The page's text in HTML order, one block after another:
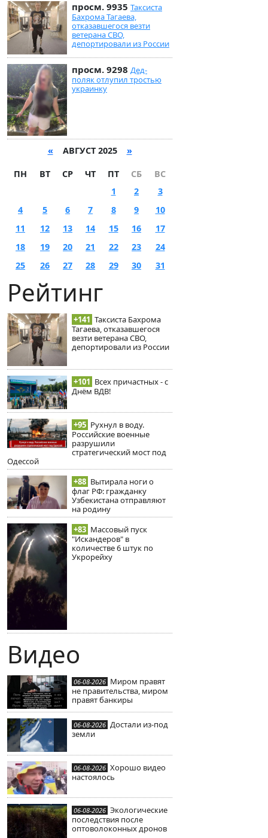
просм. 9935 Таксиста
Бахрома Тагаева,
отказавшегося везти
ветерана СВО,
депортировали из России
просм. 9298 Дед-
поляк отлупил тростью
украинку
« АВГУСТ 2025 »
ПН ВТ СР ЧТ ПТ СБ
ВС
1
2
3
4
5 6 7 8 9
10
11
12 13 14 15 16
17
18
19 20 21 22 23
24
25
26 27 28 29 30 31
Рейтинг
+141 Таксиста Бахрома
Тагаева, отказавшегося
везти ветерана СВО,
депортировали из России
+101 Всех причастных - с
Днём ВДВ!
+95 Рухнул в воду.
Российские военные
разрушили
стратегический мост под
Одессой
+88 Вытирала ноги о
флаг РФ: гражданку
Узбекистана отправляют
на родину
+83 Массовый пуск
"Искандеров" в
количестве 6 штук по
Укрорейху
Видео
06-08-2026 Миром правят
не правительства, миром
правят банкиры
06-08-2026 Достали из-под
земли
06-08-2026 Хорошо видео
настоялось
06-08-2026 Экологические
последствия после
оптоволоконных дронов